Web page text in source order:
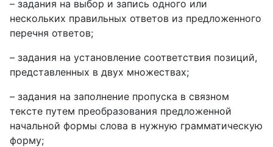
– задания на выбор и запись одного или
нескольких правильных ответов из предложенного
перечня ответов;
– задания на установление соответствия позиций,
представленных в двух множествах;
– задания на заполнение пропуска в связном
тексте путем преобразования предложенной
начальной формы слова в нужную грамматическую
форму;